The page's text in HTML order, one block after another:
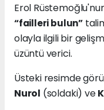
Erol
“failleri bulun”
olayla ilgili bir
üzüntü verici.
Üsteki resimde
Nurol (soldaki) ve